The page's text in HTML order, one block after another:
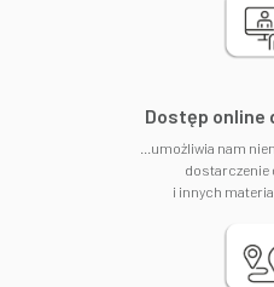
​Dostęp online
...umożliwia nam
dostarczenie
i innych